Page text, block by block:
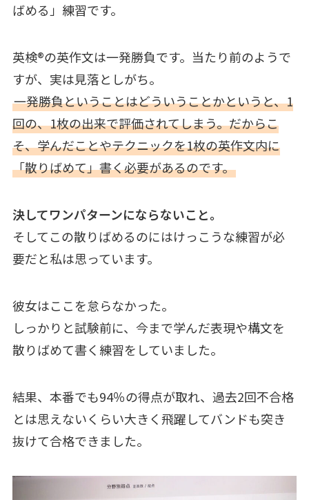
ばめる」練習です。
英検®の英作文は一発勝負です。当たり前のようで
すが、実は見落としがち。
一発勝負ということはどういうことかというと、1
回の、1枚の出来で評価されてしまう。だからこ
そ、学んだことやテクニックを1枚の英作文内に
「散りばめて」書く必要があるのです。
決してワンパターンにならないこと。
そしてこの散りばめるのにはけっこうな練習が必
要だと私は思っています。
彼女はここを怠らなかった。
しっかりと試験前に、今まで学んだ表現や構文を
散りばめて書く練習をしていました。
結果、本番でも94％の得点が取れ、過去2回不合格
とは思えないくらい大きく飛躍してバンドも突き
抜けて合格できました。